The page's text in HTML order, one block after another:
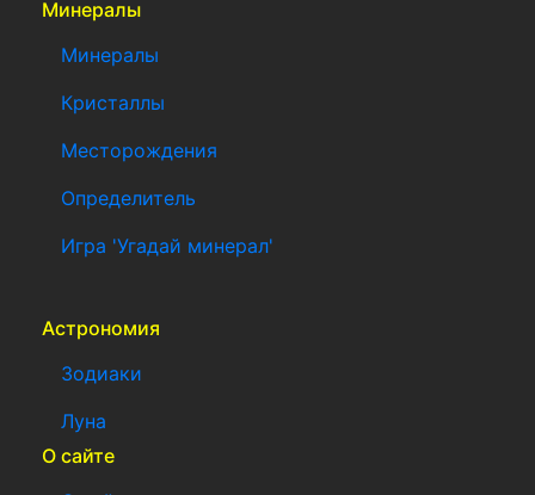
Минералы
Минералы
Кристаллы
Месторождения
Определитель
Игра 'Угадай минерал'
Астрономия
Зодиаки
Луна
О сайте